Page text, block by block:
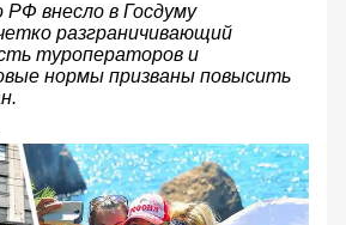
внесло в Госдуму
разграничивающий
туроператоров и
нормы призваны повысить